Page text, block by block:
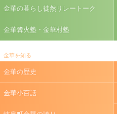
金華の暮らし徒然リレートーク
金華篝火塾・金華村塾
金華を知る
金華の歴史
金華小百話